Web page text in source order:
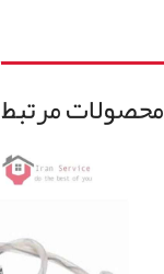
محصولات مرتبط